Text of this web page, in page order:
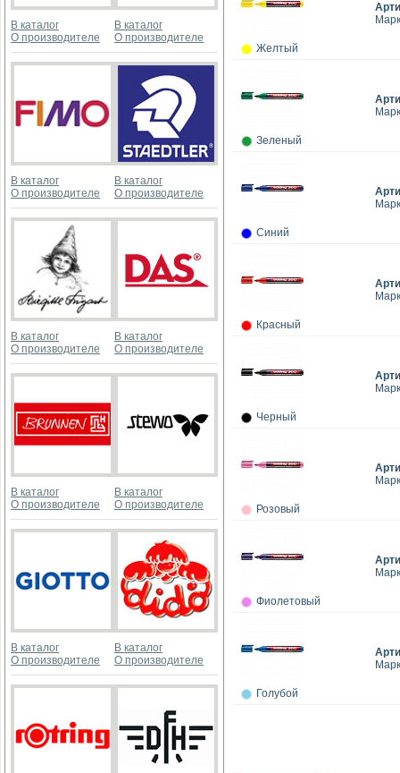
В каталог
О производителе
В каталог
О производителе
В каталог
О производителе
В каталог
О производителе
В каталог
О производителе
В каталог
О производителе
В каталог
О производителе
В каталог
О производителе
В каталог
О производителе
В каталог
О производителе
Желтый
Зеленый
Синий
Красный
Черный
Розовый
Фиолетовый
Голубой